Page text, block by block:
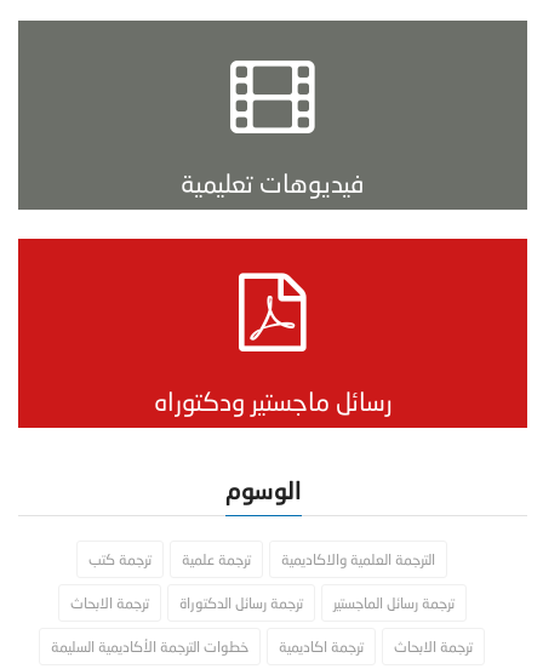
فيديوهات تعليمية
رسائل ماجستير ودكتوراه
الوسوم
الترجمة العلمية والاكاديمية ترجمة علمية ترجمة كتب
ترجمة رسائل الماجستير ترجمة رسائل الدكتوراة ترجمة الابحاث
ترجمة الابحاث ترجمة اكاديمية خطوات الترجمة الأكاديمية السليمة